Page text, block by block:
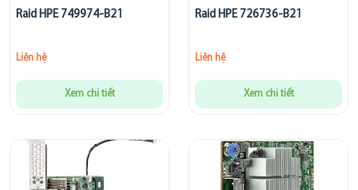
Raid HPE 749974-B21
Liên hệ
Xem chi tiết
Raid HPE 726736-B21
Liên hệ
Xem chi tiết